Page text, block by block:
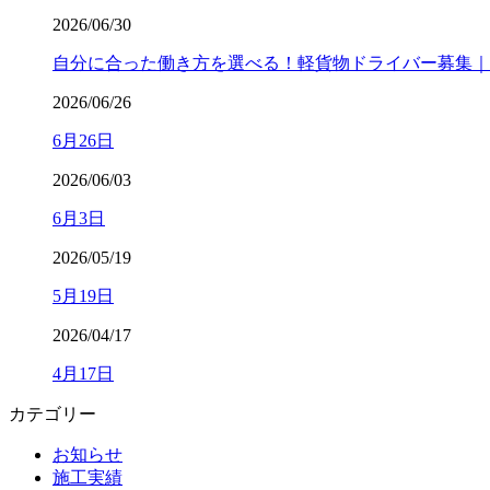
2026/06/30
自分に合った働き方を選べる！軽貨物ドライバー募集
2026/06/26
6月26日
2026/06/03
6月3日
2026/05/19
5月19日
2026/04/17
4月17日
カテゴリー
お知らせ
施工実績